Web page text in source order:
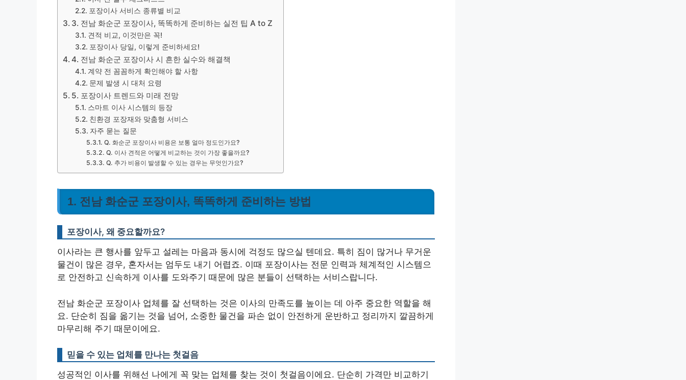
포장이사 서비스 종류별 비교
3. 전남 화순군 포장이사, 똑똑하게 준비하는 실전 팁 A to Z
견적 비교, 이것만은 꼭!
포장이사 당일, 이렇게 준비하세요!
4. 전남 화순군 포장이사 시 흔한 실수와 해결책
계약 전 꼼꼼하게 확인해야 할 사항
문제 발생 시 대처 요령
5. 포장이사 트렌드와 미래 전망
스마트 이사 시스템의 등장
친환경 포장재와 맞춤형 서비스
자주 묻는 질문
Q. 화순군 포장이사 비용은 보통 얼마 정도인가요?
Q. 이사 견적은 어떻게 비교하는 것이 가장 좋을까요?
Q. 추가 비용이 발생할 수 있는 경우는 무엇인가요?
1. 전남 화순군 포장이사, 똑똑하게 준비하는 방법
포장이사, 왜 중요할까요?
이사라는 큰 행사를 앞두고 설레는 마음과 동시에 걱정도 많으실 텐데요. 특히 짐이 많거나 무거운
물건이 많은 경우, 혼자서는 엄두도 내기 어렵죠. 이때 포장이사는 전문 인력과 체계적인 시스템으
로 안전하고 신속하게 이사를 도와주기 때문에 많은 분들이 선택하는 서비스랍니다.
전남 화순군 포장이사 업체를 잘 선택하는 것은 이사의 만족도를 높이는 데 아주 중요한 역할을 해
요. 단순히 짐을 옮기는 것을 넘어, 소중한 물건을 파손 없이 안전하게 운반하고 정리까지 깔끔하게
마무리해 주기 때문이에요.
믿을 수 있는 업체를 만나는 첫걸음
성공적인 이사를 위해선 나에게 꼭 맞는 업체를 찾는 것이 첫걸음이에요. 단순히 가격만 비교하기